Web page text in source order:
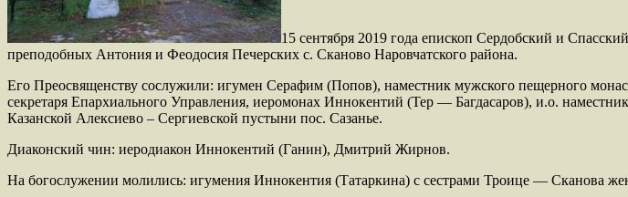
15 сентября 2019 года епископ Сердобский и
преподобных Антония и Феодосия Печерских с. Сканово Наровчатского района.
Его Преосвященству сослужили: игумен Серафим (Попов), наместник мужского пещерного
секретаря Епархиального Управления, иеромонах Иннокентий (Тер — Багдасаров), и.о.
Казанской Алексиево – Сергиевской пустыни пос. Сазанье.
Диаконский чин: иеродиакон Иннокентий (Ганин), Дмитрий Жирнов.
На богослужении молились: игумения Иннокентия (Татаркина) с сестрами Троице — Сканова